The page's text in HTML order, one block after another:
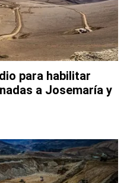
para habilitar
a Josemaría y